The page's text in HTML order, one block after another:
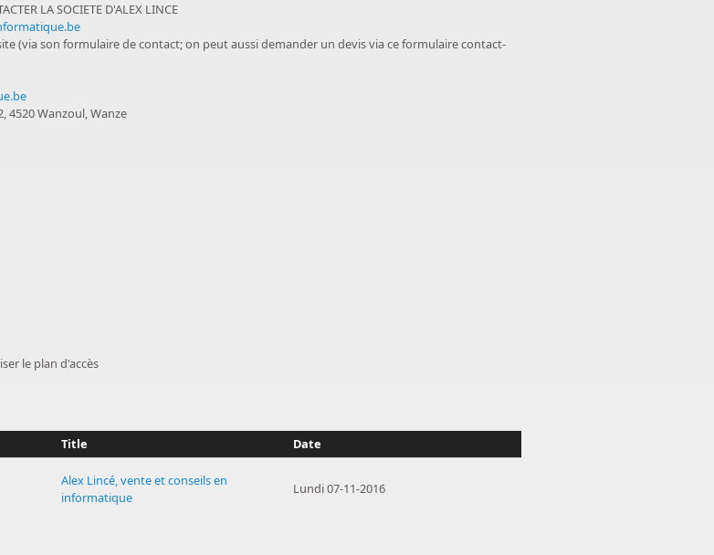
LA SOCIETE D'ALEX LINCE
(via son formulaire de contact; on peut aussi demander un devis via ce formulaire contact-
4520 Wanzoul, Wanze
le plan d'accès
Title Date
Alex Lincé, vente et conseils en
informatique
Lundi 07-11-2016